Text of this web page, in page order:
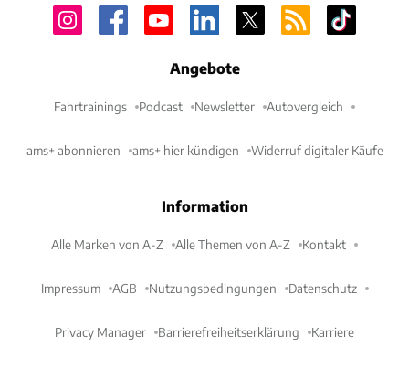
Angebote
Fahrtrainings Podcast Newsletter Autovergleich
ams+ abonnieren ams+ hier kündigen Widerruf digitaler Käufe
Information
Alle Marken von A-Z Alle Themen von A-Z Kontakt
Impressum AGB Nutzungsbedingungen Datenschutz
Privacy Manager Barrierefreiheitserklärung Karriere